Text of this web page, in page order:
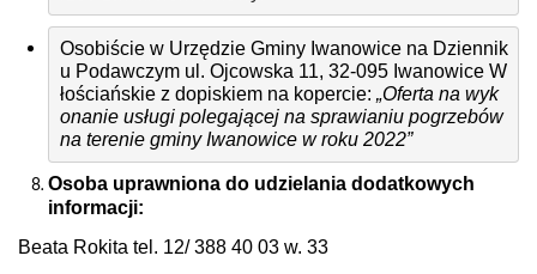
Osobiście w Urzędzie Gminy Iwanowice na Dziennik
u Podawczym ul. Ojcowska 11, 32-095 Iwanowice W
łościańskie z dopiskiem na kopercie: „Oferta na wyk
onanie usługi polegającej na sprawianiu pogrzebów
na terenie gminy Iwanowice w roku 2022”
Osoba uprawniona do udzielania dodatkowych
informacji:
Beata Rokita tel. 12/ 388 40 03 w. 33